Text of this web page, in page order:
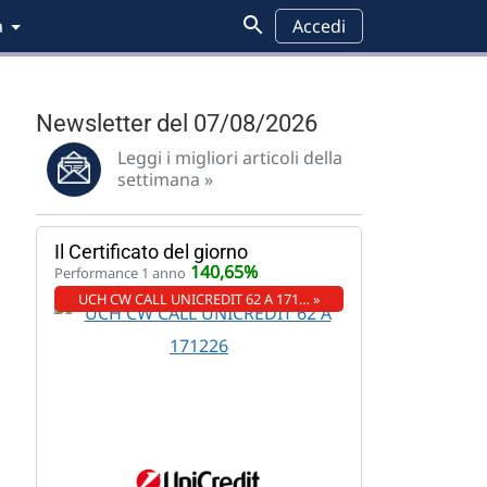
Accedi
Newsletter del 07/08/2026
Leggi i migliori articoli della
settimana »
Il Certificato del giorno
Performance 1 anno 140,65%
UCH CW CALL UNICREDIT 62 A 171… »